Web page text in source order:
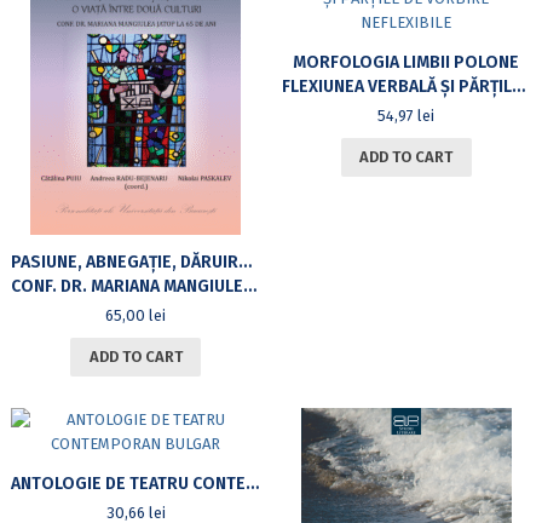
PASIUNE, ABNEGAȚIE, DĂRUIRE – O VIAȚĂ ÎNTRE DOUĂ CULTURI
CONF. DR. MARIANA MANGIULEA JATOP LA 65 DE ANI
65,00lei
ADD TO CART
MORFOLOGIA LIMBII POLONE
FLEXIUNEA VERBALĂ ȘI PĂRȚILE DE VORBIRE NEFLEXIBILE
54,97lei
ADD TO CART
ANTOLOGIE DE TEATRU CONTEMPORAN BULGAR
30,66 lei